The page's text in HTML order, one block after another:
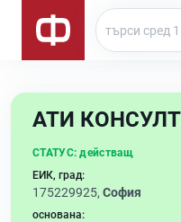
АТИ
СТАТУС: действащ
ЕИК, град:
175229925, София
основана: